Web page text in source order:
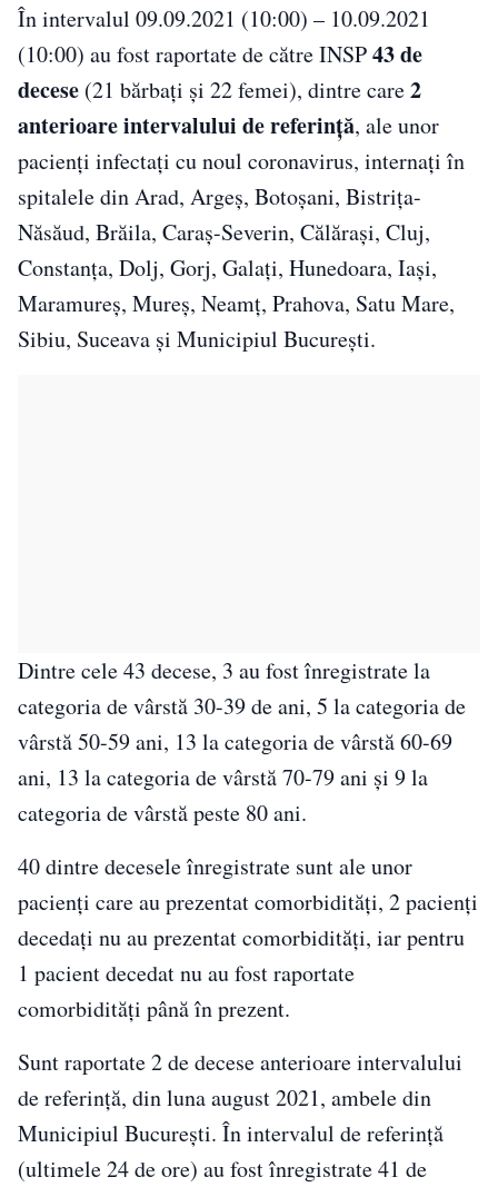
În intervalul 09.09.2021 (10:00) – 10.09.2021
(10:00) au fost raportate de către INSP43 de
decese (21 bărbați și 22 femei), dintre care2
anterioare intervalului de referință, ale unor
pacienți infectați cu noul coronavirus, internați în
spitalele din Arad, Argeș, Botoșani, Bistrița-
Năsăud, Brăila, Caraș-Severin, Călărași, Cluj,
Constanța, Dolj, Gorj, Galați, Hunedoara, Iași,
Maramureș, Mureș, Neamț, Prahova, Satu Mare,
Sibiu, Suceava și Municipiul București.
Dintre cele 43 decese, 3 au fost înregistrate la
categoria de vârstă 30-39 de ani, 5 la categoria de
vârstă 50-59 ani, 13 la categoria de vârstă 60-69
ani, 13 la categoria de vârstă 70-79 ani și 9 la
categoria de vârstă peste 80 ani.
40 dintre decesele înregistrate sunt ale unor
pacienți care au prezentat comorbidități, 2 pacienți
decedați nu au prezentat comorbidități, iar pentru
1 pacient decedat nu au fost raportate
comorbidități până în prezent.
Sunt raportate 2 de decese anterioare intervalului
de referință, din luna august 2021, ambele din
Municipiul București. În intervalul de referință
(ultimele 24 de ore) au fost înregistrate 41 de